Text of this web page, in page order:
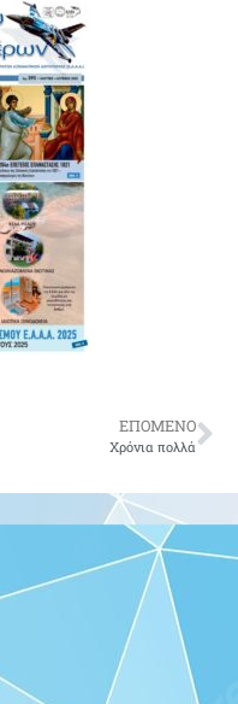
ΕΠΟΜΕΝΟ
Χρόνια πολλά